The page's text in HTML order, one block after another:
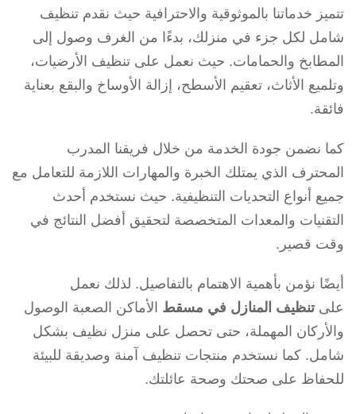
تتميز خدماتنا بالموثوقية والاحترافية حيث نقدم تنظيف
شامل لكل جزء في منزلك، بدءًا من الغرف وصول إلى
المطابخ والحمامات. حيث نعمل على تنظيف الأرضيات،
وتلميع الأثاث، تعقيم الأسطح، إزالة الأوساخ والبقع بعناية
فائقة.
كما نضمن جودة الخدمة من خلال فريقنا المدرب
المحترف الذي يمتلك الخبرة والمهارات اللازمة للتعامل مع
جميع أنواع التحديات التنظيفية. حيث نستخدم أحدث
التقنيات والمعدات المتخصصة لتحقيق أفضل النتائج في
وقت قصير.
أيضًا نؤمن بأهمية الاهتمام بالتفاصيل. لذلك نعمل
على تنظيف المنازل في مسقط الأماكن الصعبة الوصول
والأركان المهملة، حتى تحصل على منزل نظيف بشكل
شامل. كما نستخدم منتجات تنظيف آمنة وصديقة للبيئة
للحفاظ على صحتك وصحة عائلتك.